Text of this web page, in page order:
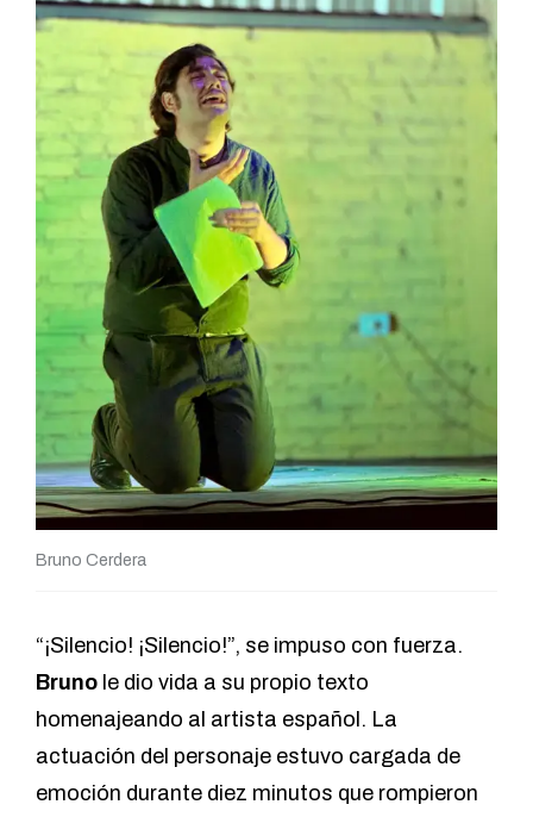
Bruno Cerdera
“¡Silencio! ¡Silencio!”, se impuso con fuerza.
Bruno le dio vida a su propio texto
homenajeando al artista español. La
actuación del personaje estuvo cargada de
emoción durante diez minutos que rompieron